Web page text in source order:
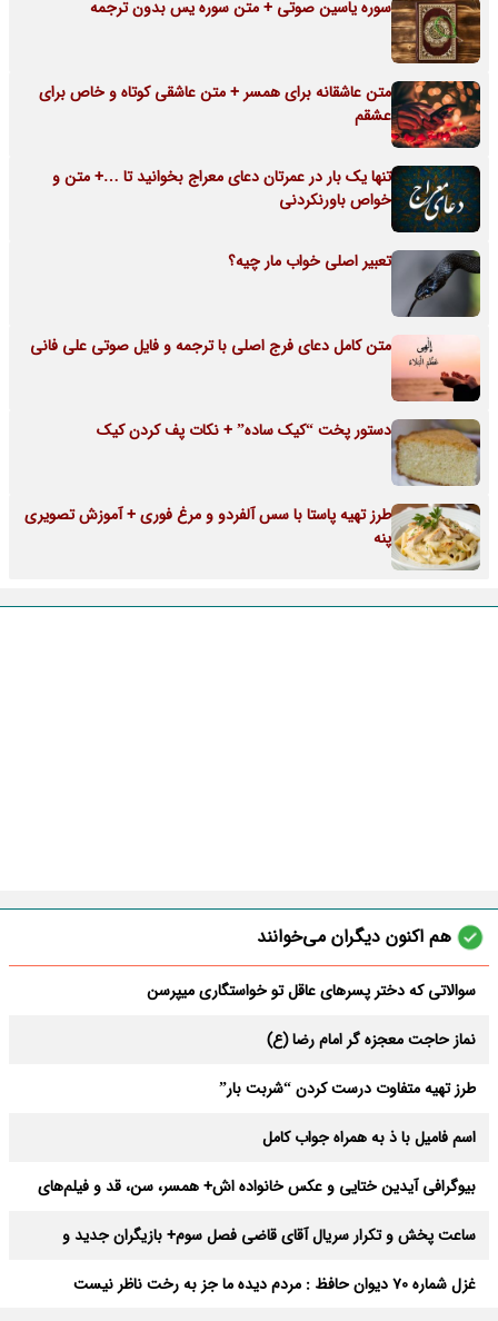
سوره یاسین صوتی + متن سوره یس بدون ترجمه
متن عاشقانه برای همسر + متن عاشقی کوتاه و خاص برای
عشقم
تنها یک بار در عمرتان دعای معراج بخوانید تا …+ متن و
خواص باورنکردنی
تعبیر اصلی خواب مار چیه؟
متن کامل دعای فرج اصلی با ترجمه و فایل صوتی علی فانی
دستور پخت “کیک ساده” + نکات پف کردن کیک
طرز تهیه پاستا با سس آلفردو و مرغ فوری + آموزش تصویری
پنه
هم اکنون دیگران می‌خوانند
سوالاتی که دختر پسرهای عاقل تو خواستگاری میپرسن
نماز حاجت معجزه گر امام رضا (ع)
طرز تهیه متفاوت درست کردن “شربت بار”
اسم فامیل با ذ به همراه جواب کامل
بیوگرافی آیدین ختایی و عکس خانواده اش+ همسر، سن، قد و فیلم‌های
ساعت پخش و تکرار سریال آقای قاضی فصل سوم+ بازیگران جدید و
غزل شماره 70 دیوان حافظ : مردم دیده ما جز به رخت ناظر نیست